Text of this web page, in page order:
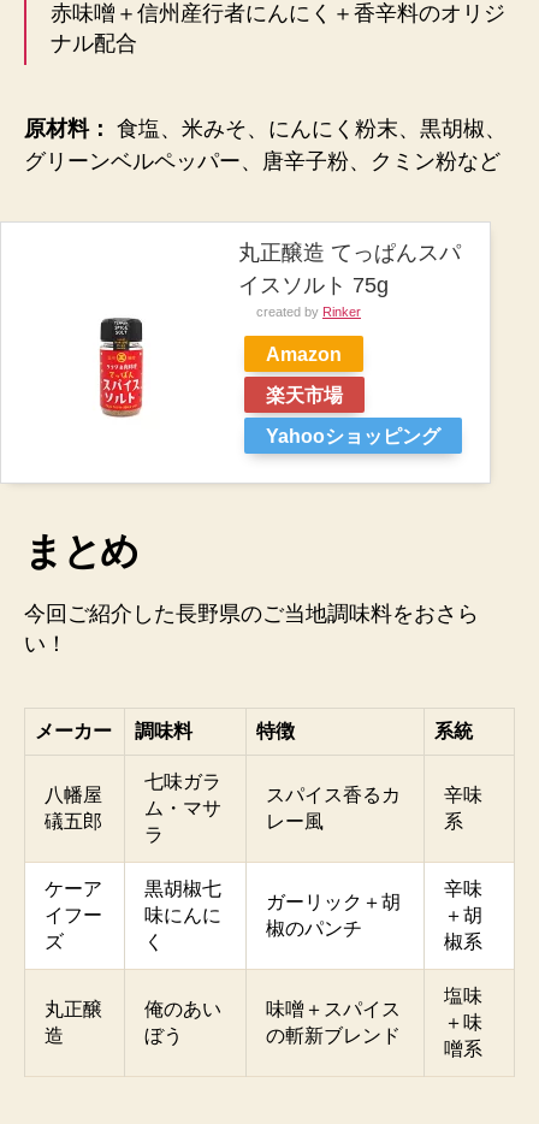
赤味噌＋信州産行者にんにく＋香辛料のオリジ
ナル配合
原材料： 食塩、米みそ、にんにく粉末、黒胡椒、
グリーンベルペッパー、唐辛子粉、クミン粉など
丸正醸造 てっぱんスパ
イスソルト 75g
created by Rinker
Amazon
楽天市場
Yahooショッピング
まとめ
今回ご紹介した長野県のご当地調味料をおさら
い！
メーカー 調味料 特徴 系統
八幡屋
礒五郎
七味ガラ
ム・マサ
ラ
スパイス香るカ
レー風
辛味
系
ケーア
イフー
ズ
黒胡椒七
味にんに
く
ガーリック＋胡
椒のパンチ
辛味
＋胡
椒系
丸正醸
造
俺のあい
ぼう
味噌＋スパイス
の斬新ブレンド
塩味
＋味
噌系